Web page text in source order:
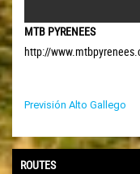
MTB PYRENEES
http://
Previsión Alto Gallego
ROUTES